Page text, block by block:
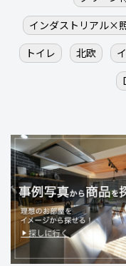
インダストリアル×
トイレ
北欧